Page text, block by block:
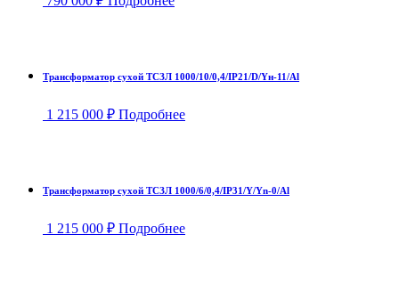
Трансформатор сухой ТСЗЛ 1000/10/0,4/IP21/D/Yн-11/Al
1 215 000 ₽ Подробнее
Трансформатор сухой ТСЗЛ 1000/6/0,4/IP31/Y/Yn-0/Al
1 215 000 ₽ Подробнее